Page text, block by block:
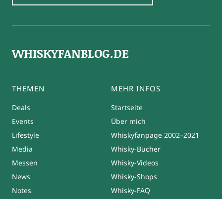
WHISKYFANBLOG.DE
THEMEN
Deals
Events
Lifestyle
Media
Messen
News
Notes
MEHR INFOS
Startseite
Über mich
Whiskyfanpage 2002–2021
Whisky-Bücher
Whisky-Videos
Whisky-Shops
Whisky-FAQ